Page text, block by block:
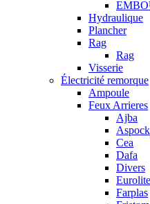
Hydraulique
Plancher
Rag
Rag
Visserie
Électricité remorque
Ampoule
Feux Arrieres
Ajba
Aspock
Cea
Dafa
Divers
Farplas